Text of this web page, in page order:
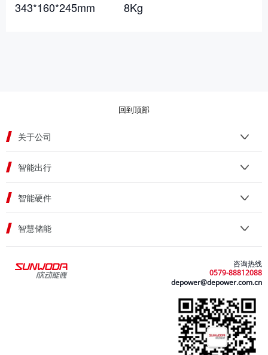
343*160*245mm 8Kg
回到顶部
关于公司
智能出行
智能硬件
智慧储能
咨询热线
0579-88812088
depower@depower.com.cn